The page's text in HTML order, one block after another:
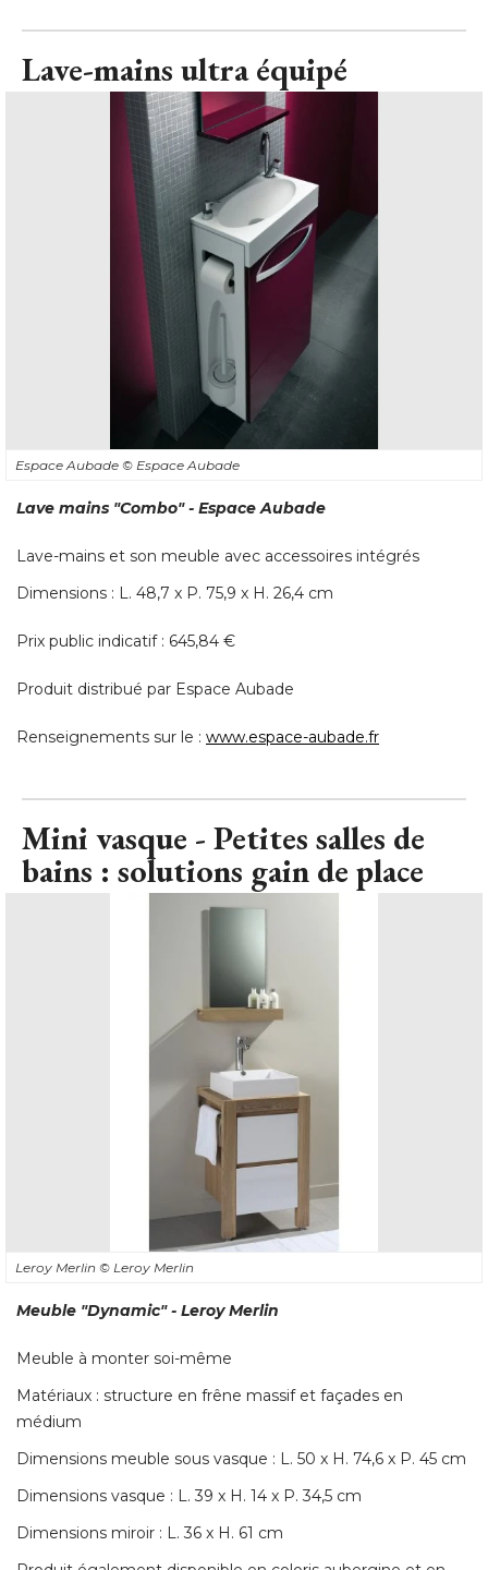
Lave-mains ultra équipé
Espace Aubade © Espace Aubade
Lave mains "Combo" - Espace Aubade
Lave-mains et son meuble avec accessoires intégrés
Dimensions : L. 48,7 x P. 75,9 x H. 26,4 cm
Prix public indicatif : 645,84 €
Produit distribué par Espace Aubade
Renseignements sur le : www.espace-aubade.fr
Mini vasque - Petites salles de
bains : solutions gain de place
Leroy Merlin © Leroy Merlin
Meuble "Dynamic" - Leroy Merlin
Meuble à monter soi-même
Matériaux : structure en frêne massif et façades en
médium
Dimensions meuble sous vasque : L. 50 x H. 74,6 x P. 45 cm
Dimensions vasque : L. 39 x H. 14 x P. 34,5 cm
Dimensions miroir : L. 36 x H. 61 cm